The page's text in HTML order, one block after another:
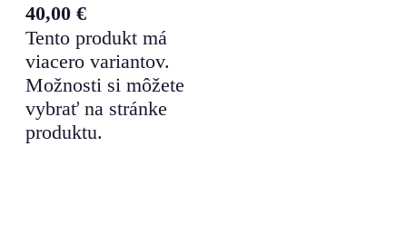
40,00 €
Tento produkt má
viacero variantov.
Možnosti si môžete
vybrať na stránke
produktu.